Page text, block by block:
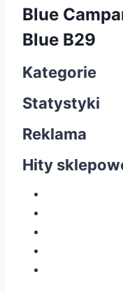
Blue
Blue B29
Kategorie
Statystyki
Reklama
Hity